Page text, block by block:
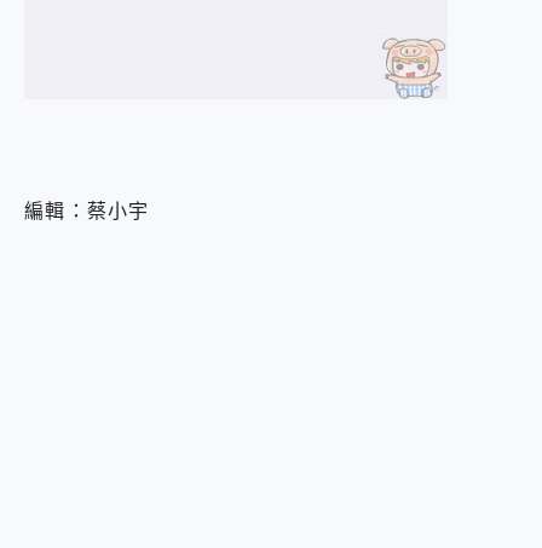
編輯：蔡小宇